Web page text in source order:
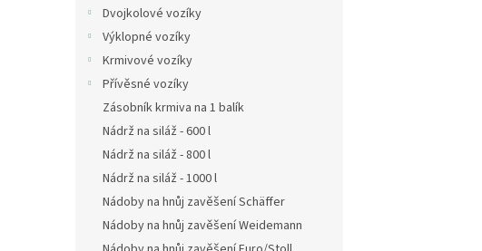
Dvojkolové vozíky
Výklopné vozíky
Krmivové vozíky
Přívěsné vozíky
Zásobník krmiva na 1 balík
Nádrž na siláž - 600 l
Nádrž na siláž - 800 l
Nádrž na siláž - 1000 l
Nádoby na hnůj zavěšení Schäffer
Nádoby na hnůj zavěšení Weidemann